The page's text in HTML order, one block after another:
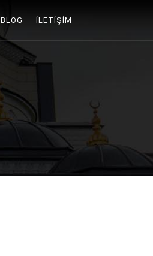
BLOG İLETIŞIM